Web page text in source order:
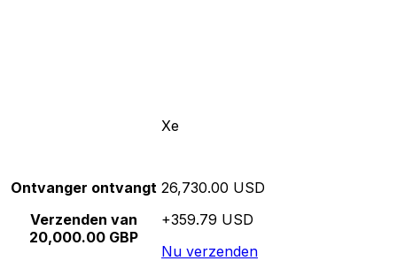
Xe
Ontvanger ontvangt
Verzenden van
20,000.00 GBP
26,730.00 USD
+359.79 USD
Nu verzenden